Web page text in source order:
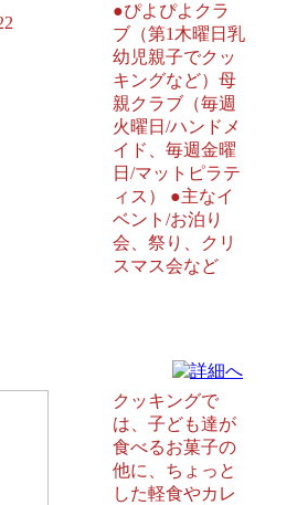
●ぴよぴよクラ
ブ（第1木曜日乳
幼児親子でクッ
キングなど）母
親クラブ（毎週
火曜日/ハンドメ
イド、毎週金曜
日/マットピラテ
ィス） ●主なイ
ベント/お泊り
会、祭り、クリ
スマス会など
クッキングで
は、子ども達が
食べるお菓子の
他に、ちょっと
した軽食やカレ